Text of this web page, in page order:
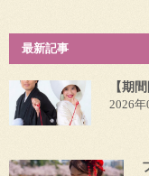
最新記事
【期
2026年